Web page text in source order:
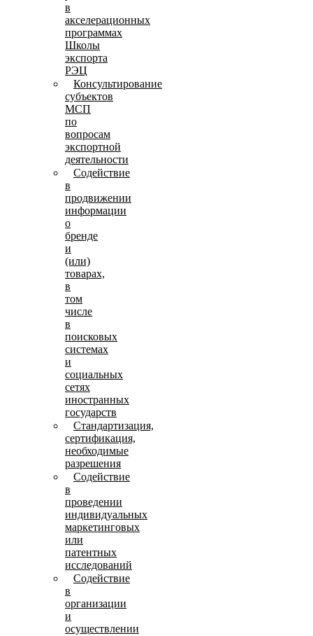
в
акселерационных
программах
Школы
экспорта
РЭЦ
Консультирование
субъектов
МСП
по
вопросам
экспортной
деятельности
Содействие
в
продвижении
информации
о
бренде
и
(или)
товарах,
в
том
числе
в
поисковых
системах
и
социальных
сетях
иностранных
государств
Стандартизация,
сертификация,
необходимые
разрешения
Содействие
в
проведении
индивидуальных
маркетинговых
или
патентных
исследований
Содействие
в
организации
и
осуществлении